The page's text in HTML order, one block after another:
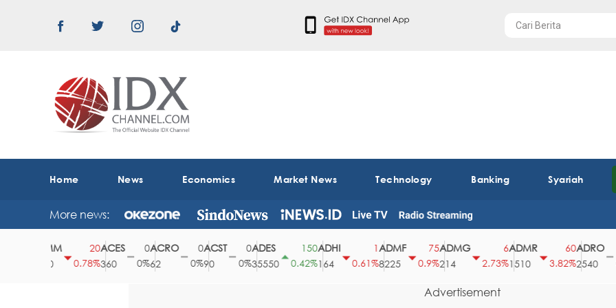
Home News Economics Market News Technology Banking Syariah
More news:
0.78%
ACES
360
ACRO
62
ACST
90
ADES
35550
0.42%
ADHI
164
0.61%
ADMF
8225
0.9%
ADMG
214
2.73%
ADMR
1510
3.82%
ADRO
2540
Advertisement